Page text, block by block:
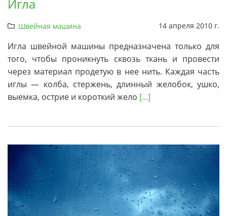
Игла
Швейная машина 14 апреля 2010 г.
Игла швейной машины предназначена только для
того, чтобы проникнуть сквозь ткань и провести
через материал продетую в нее нить. Каждая часть
иглы — колба, стержень, длинный желобок, ушко,
выемка, острие и короткий жело [...]